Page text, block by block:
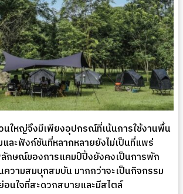
นใหญ่จึงมีเพียงอุปกรณ์ที่เน้นการใช้งานพื้น
ละฟังก์ชันที่หลากหลายยังไม่เป็นที่แพร่
ลักษณ์ของการแคมป์ปิ้งยังคงเป็นการพัก
ความสมบุกสมบัน มากกว่าจะเป็นกิจกรรม
นใจที่สะดวกสบายและมีสไตล์